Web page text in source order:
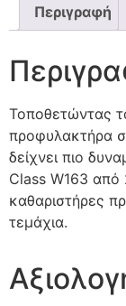
Περιγραφή
Τοποθετώντας
προφυλακτήρα
δείχνει πιο
Class W163 από
καθαριστήρες
τεμάχια.